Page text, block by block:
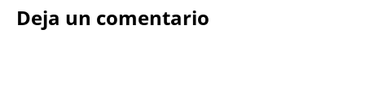
Deja un comentario